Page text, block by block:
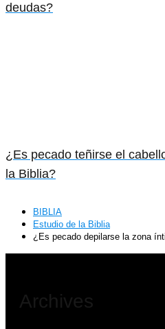
deudas?
¿Es pecado teñirse el
la Biblia?
BIBLIA
Estudio de la Biblia
¿Es pecado depilarse la zona
Archives